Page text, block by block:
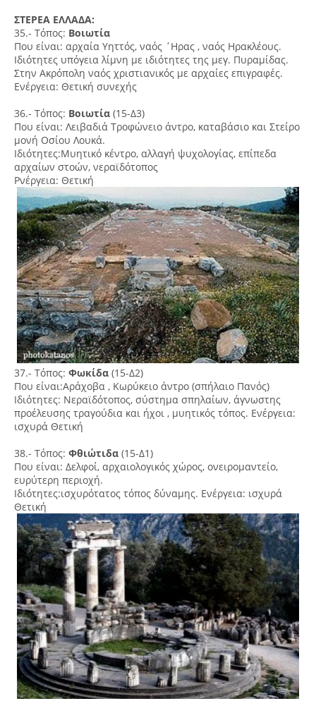
ΣΤΕΡΕΑ ΕΛΛΑΔΑ:
35.- Τόπος: Βοιωτία
Που είναι: αρχαία Υηττός, ναός ΄Ηρας , ναός Ηρακλέους.
Ιδιότητες υπόγεια λίμνη με ιδιότητες της μεγ. Πυραμίδας.
Στην Ακρόπολη ναός χριστιανικός με αρχαίες επιγραφές.
Ενέργεια: Θετική συνεχής
36.- Τόπος: Βοιωτία (15-Δ3)
Που είναι: Λειβαδιά Τροφώνειο άντρο, καταβάσιο και Στείρο
μονή Οσίου Λουκά.
Ιδιότητες:Μυητικό κέντρο, αλλαγή ψυχολογίας, επίπεδα
αρχαίων στοών, νεραϊδότοπος
Ρνέργεια: Θετική
37.- Τόπος: Φωκίδα (15-Δ2)
Που είναι:Αράχοβα , Κωρύκειο άντρο (σπήλαιο Πανός)
Ιδιότητες: Νεραϊδότοπος, σύστημα σπηλαίων, άγνωστης
προέλευσης τραγούδια και ήχοι , μυητικός τόπος. Ενέργεια:
ισχυρά Θετική
38.- Τόπος: Φθιώτιδα (15-Δ1)
Που είναι: Δελφοί, αρχαιολογικός χώρος, ονειρομαντείο,
ευρύτερη περιοχή.
Ιδιότητες:ισχυρότατος τόπος δύναμης. Ενέργεια: ισχυρά
Θετική